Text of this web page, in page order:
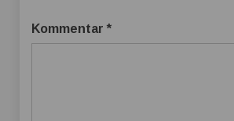
Kommentar *